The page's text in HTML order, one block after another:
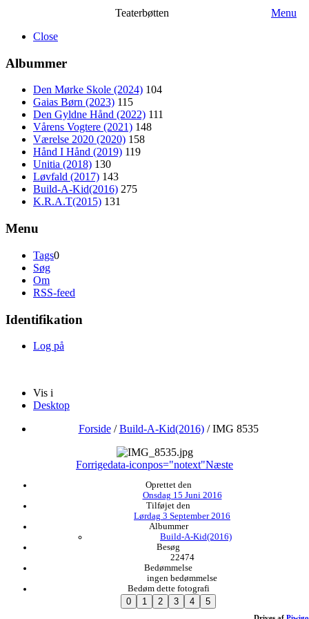
Teaterbøtten
Menu
Close
Albummer
Den Mørke Skole (2024) 104
Gaias Børn (2023) 115
Den Gyldne Hånd (2022) 111
Vårens Vogtere (2021) 148
Værelse 2020 (2020) 158
Hånd I Hånd (2019) 119
Unitia (2018) 130
Løvfald (2017) 143
Build-A-Kid(2016) 275
K.R.A.T(2015) 131
Menu
Tags0
Søg
Om
RSS-feed
Identifikation
Log på
Vis i
Desktop
Forside/Build-A-Kid(2016)/IMG 8535
Forrigedata-iconpos="notext"Næste
Oprettet den
Onsdag 15 Juni 2016
Tilføjet den
Lørdag 3 September 2016
Albummer
Build-A-Kid(2016)
Besøg
22474
Bedømmelse
ingen bedømmelse
Bedøm dette fotografi